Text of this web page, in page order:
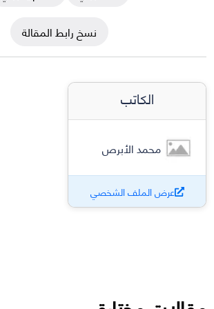
نسخ رابط المقالة
الكاتب
محمد الأبرص
عرض الملف الشخصي